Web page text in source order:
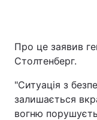
Про це заявив
Столтенберг.
"Ситуація з
залишається
вогню